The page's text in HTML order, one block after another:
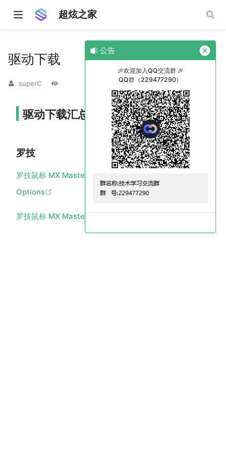
超炫之家
驱动下载
superC
驱动下载汇总
罗技
罗技鼠标 MX Master 3s 驱动下载—— Logitech
Options
(opens new window)
罗技鼠标 MX Master 3s 常见问题解答FAQ
公告
🎉欢迎加入QQ交流群 🎉
QQ群（229477290）